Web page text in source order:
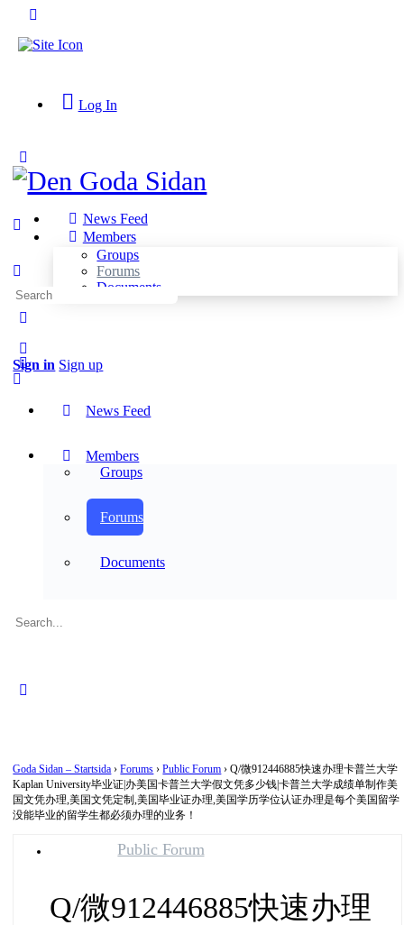
Panel
Log In
Side
Panel
News Feed
Members
Groups
Forums
Documents
Sign in Sign up
Search
for:
News Feed
Members
Groups
Forums
Documents
Search
Goda Sidan – Startsida › Forums › Public Forum › Q/微912446885快速办理卡普兰大学
Kaplan University毕业证|办美国卡普兰大学假文凭多少钱|卡普兰大学成绩单制作美
国文凭办理,美国文凭定制,美国毕业证办理,美国学历学位认证办理是每个美国留学
没能毕业的留学生都必须办理的业务！
Public Forum
Q/微912446885快速办理